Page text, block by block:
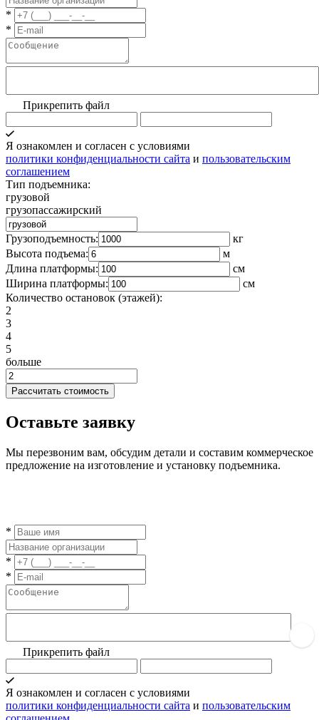
*
*
Прикрепить файл
Я ознакомлен и согласен с условиями
политики конфиденциальности сайта и пользовательским
соглашением
Тип подъемника:
грузовой
грузопассажирский
Грузоподъемность:
кг
Высота подъема:
м
Длина платформы:
cм
Ширина платформы:
см
Количество остановок (этажей):
2
3
4
5
больше
Оставьте заявку
Мы перезвоним вам, обсудим детали и составим коммерческое
предложение на изготовление и установку подъемника.
*
*
*
Прикрепить файл
Я ознакомлен и согласен с условиями
политики конфиденциальности сайта и пользовательским